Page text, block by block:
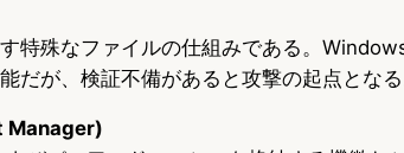
特殊なファイルの仕組みである。
だが、検証不備があると攻撃の起点となる
Manager)